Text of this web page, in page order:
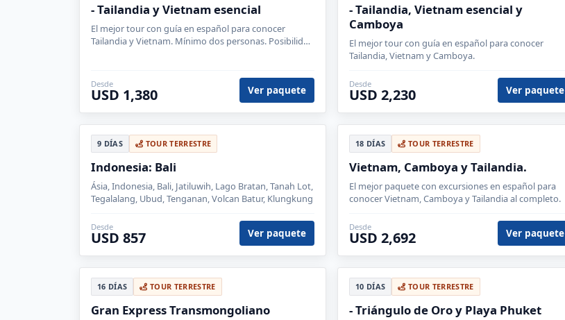
- Tailandia y Vietnam esencial
El mejor tour con guía en español para conocer
Tailandia y Vietnam. Mínimo dos personas. Posibilidad
Desde
USD 1,380 Ver paquete
- Tailandia, Vietnam esencial y
Camboya
El mejor tour con guía en español para conocer
Tailandia, Vietnam y Camboya.
Desde
USD 2,230 Ver paquete
9 DÍAS TOUR TERRESTRE
Indonesia: Bali
Ásia, Indonesia, Bali, Jatiluwih, Lago Bratan, Tanah Lot,
Tegalalang, Ubud, Tenganan, Volcan Batur, Klungkung
Desde
USD 857 Ver paquete
18 DÍAS TOUR TERRESTRE
Vietnam, Camboya y Tailandia.
El mejor paquete con excursiones en español para
conocer Vietnam, Camboya y Tailandia al completo.
Desde
USD 2,692 Ver paquete
16 DÍAS TOUR TERRESTRE
Gran Express Transmongoliano
10 DÍAS TOUR TERRESTRE
- Triángulo de Oro y Playa Phuket